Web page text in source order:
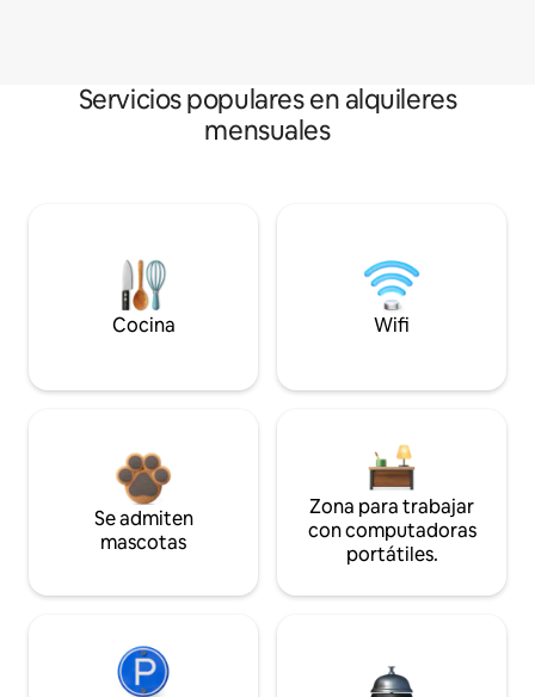
Servicios populares en alquileres
mensuales
Cocina Wifi
Se admiten
mascotas
Zona para trabajar
con computadoras
portátiles.